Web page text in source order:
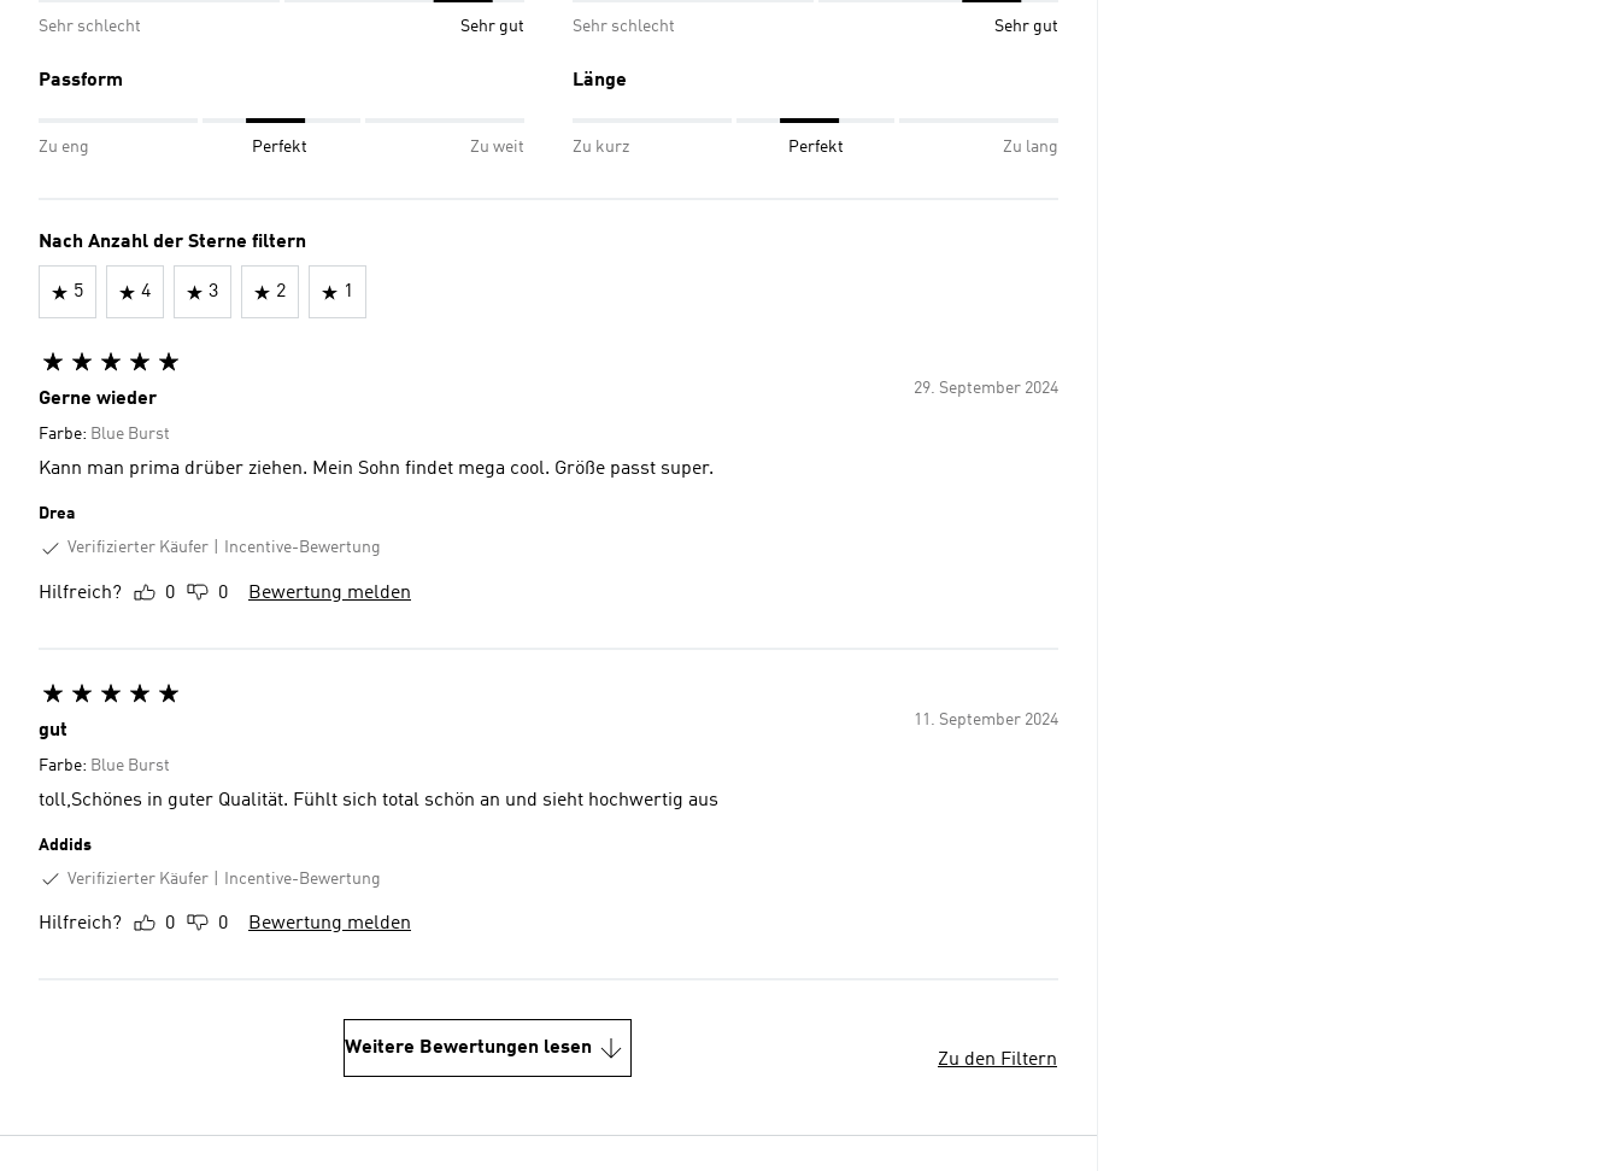
Sehr schlecht Sehr gut Sehr schlecht Sehr gut
Passform
Zu eng Perfekt Zu weit
Länge
Zu kurz Perfekt Zu lang
Nach Anzahl der Sterne filtern
5 4 3 2 1
29. September 2024
Gerne wieder
Farbe: Blue Burst
Kann man prima drüber ziehen. Mein Sohn findet mega cool. Größe passt super.
Drea
Verifizierter Käufer
Incentive-Bewertung
Hilfreich? 0 0 Bewertung melden
11. September 2024
gut
Farbe: Blue Burst
toll,Schönes in guter Qualität. Fühlt sich total schön an und sieht hochwertig aus
Addids
Verifizierter Käufer
Incentive-Bewertung
Hilfreich? 0 0 Bewertung melden
Weitere Bewertungen lesen
Zu den Filtern